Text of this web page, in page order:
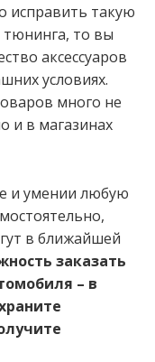
исправить такую
то вы
аксессуаров
условиях.
много не
и в магазинах
и умении любую
в ближайшей
заказать
– в